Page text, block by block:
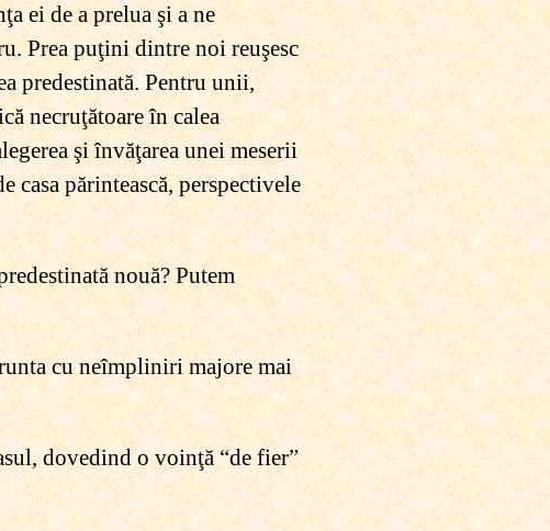
ei de a prelua şi a ne
Prea puţini dintre noi reuşesc
predestinată. Pentru unii,
necruţătoare în calea
şi învăţarea unei meserii
părintească, perspectivele
nouă? Putem
cu neîmpliniri majore mai
dovedind o voinţă “de fier”